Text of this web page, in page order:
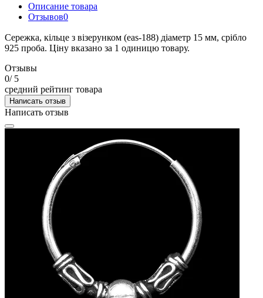
Описание товара
Отзывов0
Сережка, кільце з візерунком (eas-188) діаметр 15 мм, срібло
925 проба. Ціну вказано за 1 одиницю товару.
Отзывы
0/ 5
средний рейтинг товара
Написать отзыв
Написать отзыв